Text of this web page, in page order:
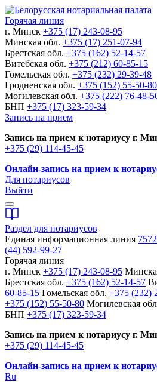
Горячая линия
г. Минск +375 (17) 243-08-95
Минская обл. +375 (17) 251-07-94
Брестская обл. +375 (162) 52-14-57
Витебская обл. +375 (212) 60-85-15
Гомельская обл. +375 (232) 29-39-48
Гродненская обл. +375 (152) 55-50-80
Могилевская обл. +375 (222) 76-48-
БНП +375 (17) 323-59-34
Запись на прием
Запись на прием к нотариусу г.
+375 (29) 114-45-45
Онлайн-запись на прием к
Для нотариусов
Выйти
Раздел для нотариусов
Единая информационная линия
(44) 592-99-27
Горячая линия
г. Минск +375 (17) 243-08-95
Брестская обл. +375 (162) 52-14-57
60-85-15 Гомельская обл. +375 (232)
+375 (152) 55-50-80 Могилевская
БНП +375 (17) 323-59-34
Запись на прием к нотариусу г.
+375 (29) 114-45-45
Онлайн-запись на прием к
Ru